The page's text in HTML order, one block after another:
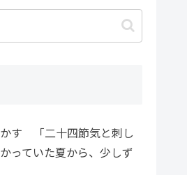
す 「二十四節気と刺し
っていた夏から、少しず